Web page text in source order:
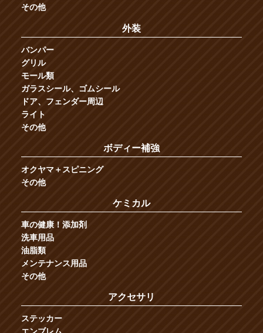
その他
外装
バンパー
グリル
モール類
ガラスシール、ゴムシール
ドア、フェンダー周辺
ライト
その他
ボディー補強
オクヤマ＋スピニング
その他
ケミカル
車の健康！添加剤
洗車用品
油脂類
メンテナンス用品
その他
アクセサリ
ステッカー